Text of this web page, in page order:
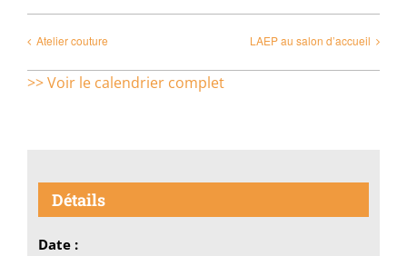
Atelier couture LAEP au salon d’accueil
>> Voir le calendrier complet
Détails
Date :